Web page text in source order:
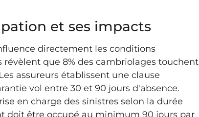
et ses impacts
directement les conditions
révèlent que 8% des cambriolages touchent
assureurs établissent une clause
vol entre 30 et 90 jours d'absence.
en charge des sinistres selon la durée
doit être occupé au minimum 90 jours par